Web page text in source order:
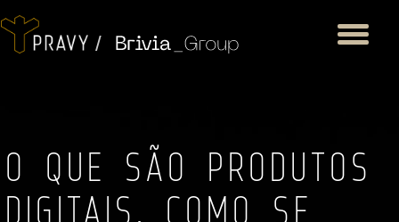
Toggle
navigation
O QUE SÃO PRODUTOS
DIGITAIS, COMO SE